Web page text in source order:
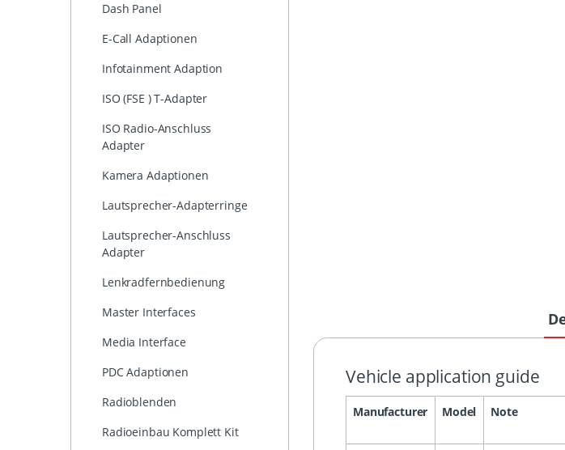
Dash Panel
E-Call Adaptionen
Infotainment Adaption
ISO (FSE ) T-Adapter
ISO Radio-Anschluss
Adapter
Kamera Adaptionen
Lautsprecher-Adapterringe
Lautsprecher-Anschluss
Adapter
Lenkradfernbedienung
Master Interfaces
Media Interface
PDC Adaptionen
Radioblenden
Radioeinbau Komplett Kit
Vehicle application guide
Manufacturer Model Note